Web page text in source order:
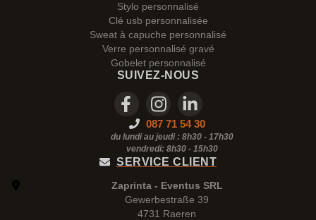
Stylo personnalisé
Clé usb personnalisée
Sweat à capuche personnalisé
Verre personnalisé gravé
Gobelet personnalisé
SUIVEZ-NOUS
087 71 54 30
du lundi au jeudi : 8h30 - 17h30
vendredi: 8h30 - 15h30
SERVICE CLIENT
Zaprinta - Eventus SRL
Gewerbestraße 39
4731 Raeren